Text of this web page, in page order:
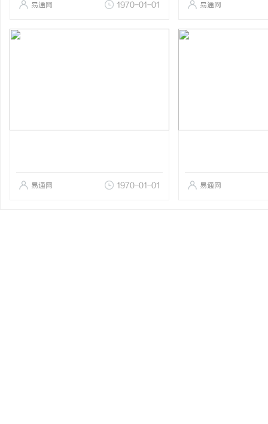
易通网 1970-01-01 易通网
易通网 1970-01-01 易通网